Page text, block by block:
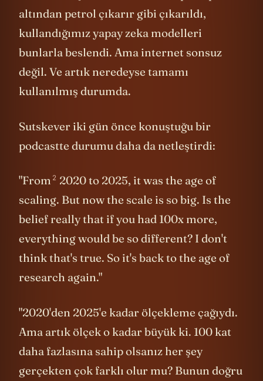
altından petrol çıkarır gibi çıkarıldı,
kullandığımız yapay zeka modelleri
bunlarla beslendi. Ama internet sonsuz
değil. Ve artık neredeyse tamamı
kullanılmış durumda.
Sutskever iki gün önce konuştuğu bir
podcastte durumu daha da netleştirdi:
"From 2 2020 to 2025, it was the age of
scaling. But now the scale is so big. Is the
belief really that if you had 100x more,
everything would be so different? I don't
think that's true. So it's back to the age of
research again."
"2020'den 2025'e kadar ölçekleme çağıydı.
Ama artık ölçek o kadar büyük ki. 100 kat
daha fazlasına sahip olsanız her şey
gerçekten çok farklı olur mu? Bunun doğru